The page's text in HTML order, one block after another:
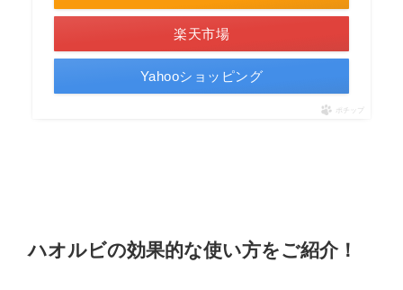
楽天市場
Yahooショッピング
ポチップ
ハオルビの効果的な使い方をご紹介！